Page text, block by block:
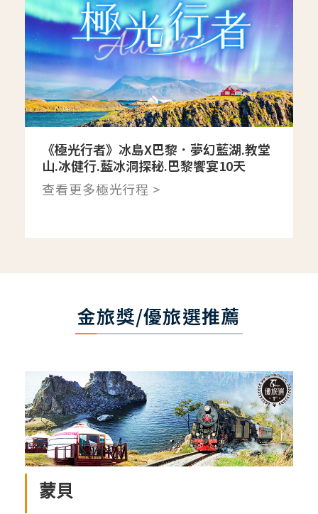
《極光行者》冰島X巴黎．夢幻藍湖.教堂
山.冰健行.藍冰洞探秘.巴黎饗宴10天
查看更多極光行程 >
金旅獎/優旅選推薦
蒙貝